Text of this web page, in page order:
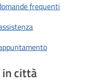
frequenti
in città